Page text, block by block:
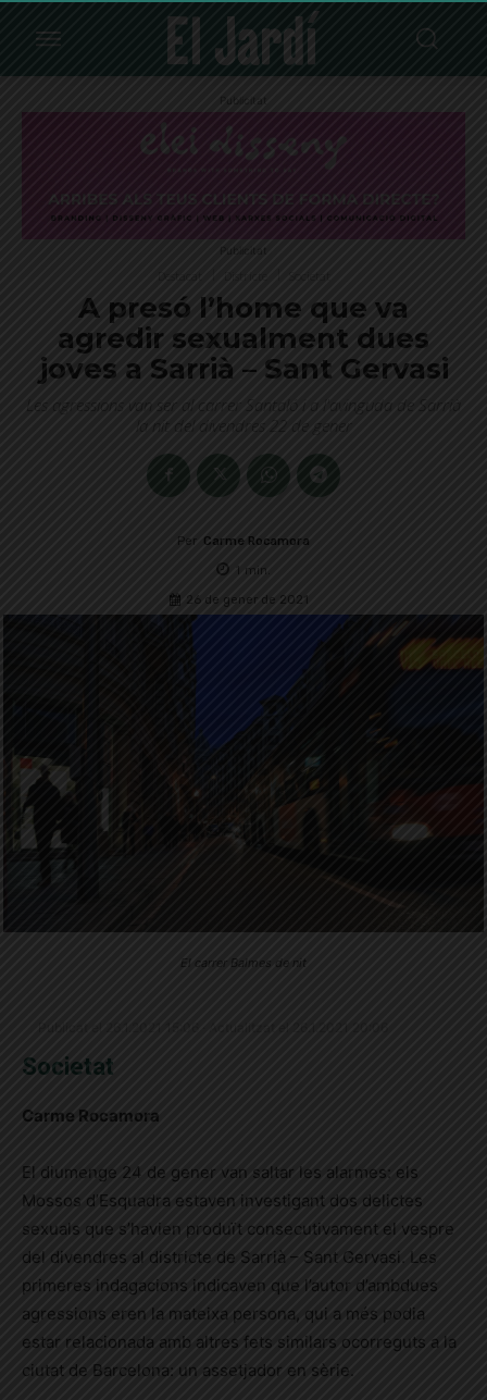
Publicitat
Publicitat
A presó l’home que va
agredir sexualment dues
joves a Sarrià – Sant Gervasi
Les agressions van ser al carrer Santaló i a l'avinguda de Sarrià
la nit del divendres 22 de gener
Per Carme Rocamora
1 min.
26 de gener de 2021
El carrer Balmes de nit
Societat
Carme Rocamora
El diumenge 24 de gener van saltar les alarmes: els
Mossos d’Esquadra estaven investigant dos delictes
sexuals que s’havien produït consecutivament el vespre
del divendres al districte de Sarrià – Sant Gervasi. Les
primeres indagacions indicaven que l’autor d’ambdues
agressions eren la mateixa persona, qui a més podia
estar relacionada amb altres fets similars ocorreguts a la
ciutat de Barcelona: un assetjador en sèrie.